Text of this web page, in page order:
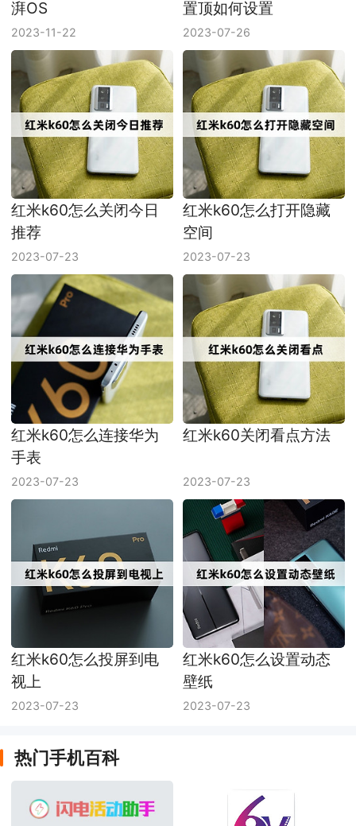
湃OS
2023-11-22
置顶如何设置
2023-07-26
红米k60怎么关闭今日
推荐
2023-07-23
红米k60怎么打开隐藏
空间
2023-07-23
红米k60怎么连接华为
手表
2023-07-23
红米k60关闭看点方法
2023-07-23
红米k60怎么投屏到电
视上
2023-07-23
红米k60怎么设置动态
壁纸
2023-07-23
热门手机百科